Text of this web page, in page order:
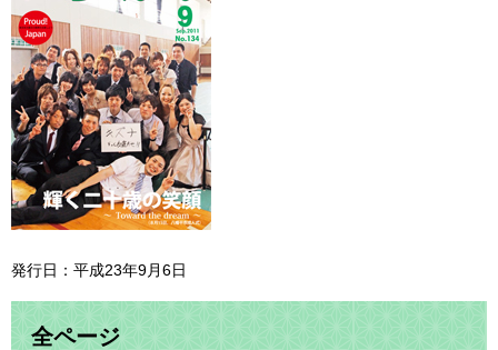
発行日：平成23年9月6日
全ページ